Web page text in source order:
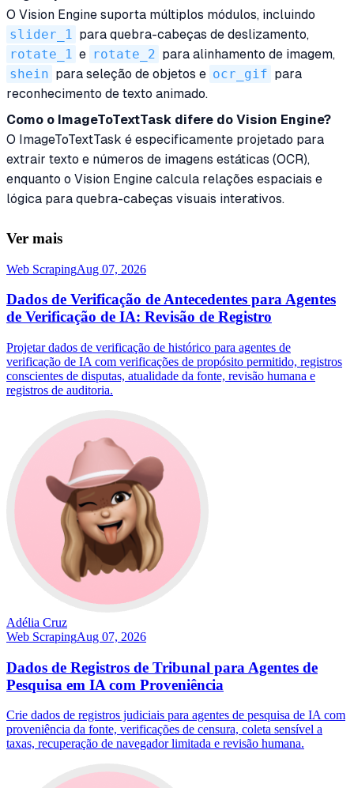
O Vision Engine suporta múltiplos módulos, incluindo
slider_1 para quebra-cabeças de deslizamento,
rotate_1 e rotate_2 para alinhamento de imagem,
shein para seleção de objetos e ocr_gif para
reconhecimento de texto animado.
Como o ImageToTextTask difere do Vision Engine?
O ImageToTextTask é especificamente projetado para
extrair texto e números de imagens estáticas (OCR),
enquanto o Vision Engine calcula relações espaciais e
lógica para quebra-cabeças visuais interativos.
Ver mais
Web ScrapingAug 07, 2026
Dados de Verificação de Antecedentes para Agentes
de Verificação de IA: Revisão de Registro
Projetar dados de verificação de histórico para agentes de
verificação de IA com verificações de propósito permitido, registros
conscientes de disputas, atualidade da fonte, revisão humana e
registros de auditoria.
Adélia Cruz
Web ScrapingAug 07, 2026
Dados de Registros de Tribunal para Agentes de
Pesquisa em IA com Proveniência
Crie dados de registros judiciais para agentes de pesquisa de IA com
proveniência da fonte, verificações de censura, coleta sensível a
taxas, recuperação de navegador limitada e revisão humana.